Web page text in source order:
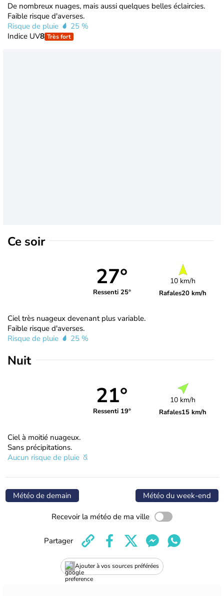
De nombreux nuages, mais aussi quelques belles éclaircies.
Faible risque d'averses.
Risque de pluie
25 %
Indice UV8 Très fort
Ce soir
27°
Ressenti 25°
10 km/h
Rafales20 km/h
Ciel très nuageux devenant plus variable.
Faible risque d'averses.
Risque de pluie
25 %
Nuit
21°
Ressenti 19°
10 km/h
Rafales15 km/h
Ciel à moitié nuageux.
Sans précipitations.
Aucun risque de pluie
Météo de demain Météo du week-end
Recevoir la météo de ma ville
Ajouter à vos sources préférées
Partager